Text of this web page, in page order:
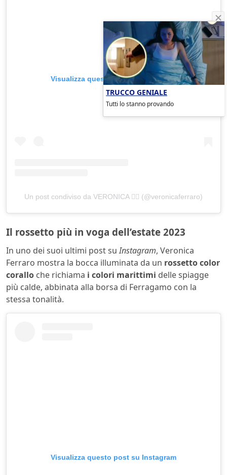
Visualizza questo post su Instagram
Un post condiviso da VERONICA ❤️‍🔥 (@veronicaferraro)
Il rossetto più in voga dell’estate 2023
In uno dei suoi ultimi post suInstagram, Veronica
Ferraro mostra la bocca illuminata da un rossetto color
corallo che richiama i colori marittimi delle spiagge
più calde, abbinata alla borsa di Ferragamo con la
stessa tonalità.
Visualizza questo post su Instagram
TRUCCO GENIALE
Tutti lo stanno provando